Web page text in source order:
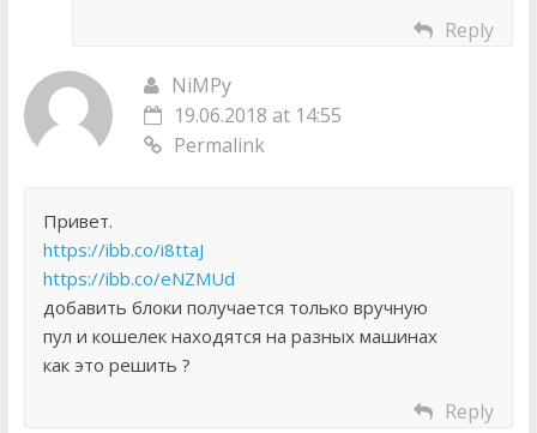
Reply
NiMPy
19.06.2018 at 14:55
Permalink
Привет.
https://ibb.co/i8ttaJ
https://ibb.co/eNZMUd
добавить блоки получается только вручную
пул и кошелек находятся на разных машинах
как это решить ?
Reply